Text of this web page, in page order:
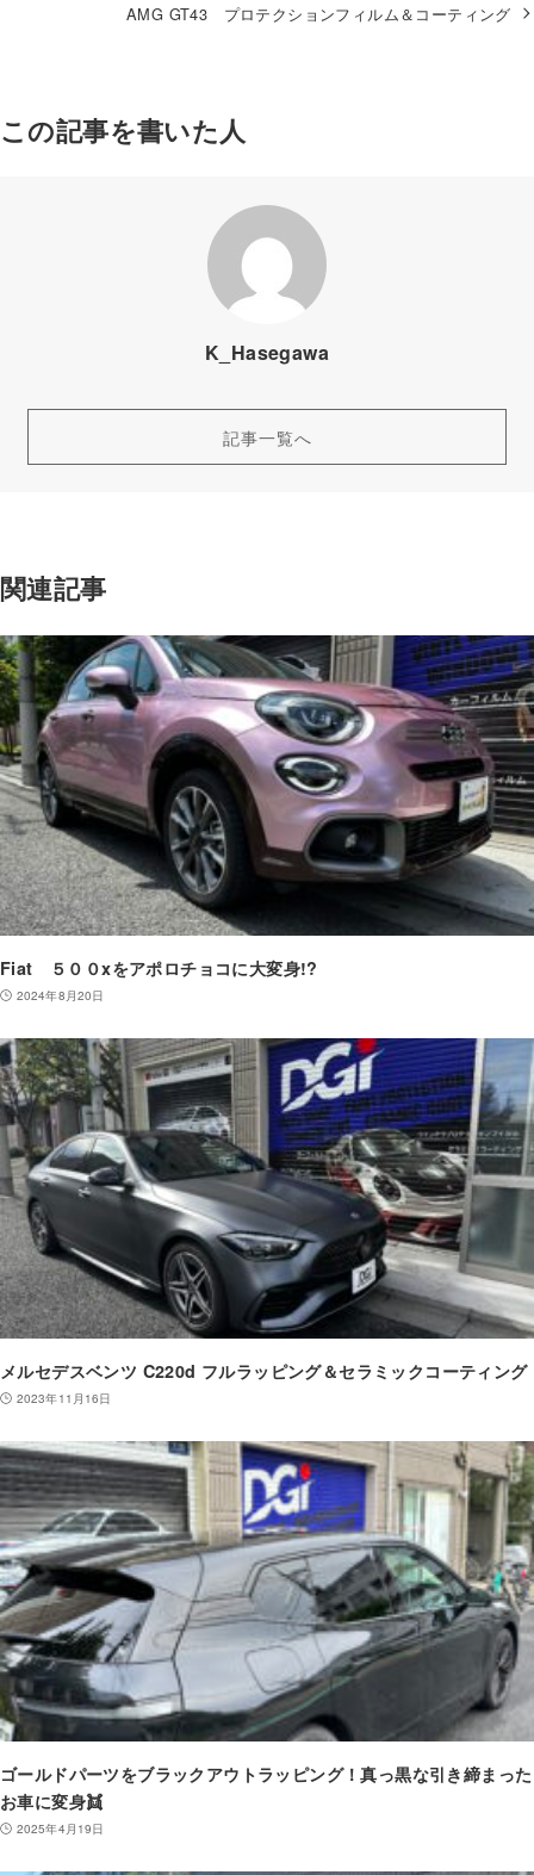
AMG GT43 プロテクションフィルム＆コーティング
この記事を書いた人
K_Hasegawa
記事一覧へ
関連記事
Fiat ５００xをアポロチョコに大変身!?
2024年8月20日
メルセデスベンツ C220d フルラッピング＆セラミックコーティング
2023年11月16日
ゴールドパーツをブラックアウトラッピング！真っ黒な引き締まった
お車に変身👯
2025年4月19日